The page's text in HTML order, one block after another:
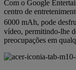
Com o Google
centro de
6000 mAh, pode
vídeo, permitindo-lhe
preocupações em